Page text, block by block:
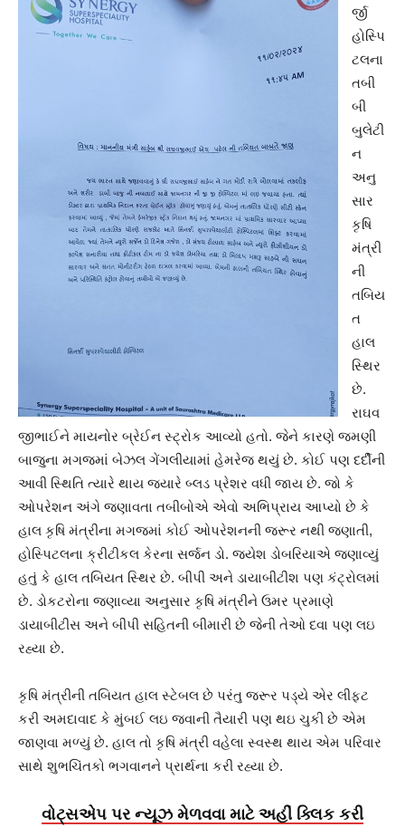
ર્જી
હોસ્પિ
ટલના
તબી
બી
બુલેટી
ન
અનુ
સાર
કૃષિ
મંત્રી
ની
તબિય
ત
હાલ
સ્થિર
છે.
રાઘવ
જીભાઈને માયનોર બ્રેઈન સ્ટ્રોક આવ્યો હતો. જેને કારણે જમણી
બાજુના મગજમાં બેઝલ ગેંગલીયામાં હેમરેજ થયું છે. કોઈ પણ દર્દીની
આવી સ્થિતિ ત્યારે થાય જયારે બ્લડ પ્રેશર વધી જાય છે. જો કે
ઓપરેશન અંગે જણાવતા તબીબોએ એવો અભિપ્રાય આપ્યો છે કે
હાલ કૃષિ મંત્રીના મગજમાં કોઈ ઓપરેશનની જરૂર નથી જણાતી,
હોસ્પિટલના ક્રીટીકલ કેરના સર્જન ડો. જયેશ ડોબરિયાએ જણાવ્યું
હતું કે હાલ તબિયત સ્થિર છે. બીપી અને ડાયાબીટીશ પણ કંટ્રોલમાં
છે. ડોકટરોના જણાવ્યા અનુસાર કૃષિ મંત્રીને ઉમર પ્રમાણે
ડાયાબીટીસ અને બીપી સહિતની બીમારી છે જેની તેઓ દવા પણ લઇ
રહ્યા છે.
કૃષિ મંત્રીની તબિયત હાલ સ્ટેબલ છે પરંતુ જરૂર પડ્યે એર લીફ્ટ
કરી અમદાવાદ કે મુંબઈ લઇ જવાની તૈયારી પણ થઇ ચુકી છે એમ
જાણવા મળ્યું છે. હાલ તો કૃષિ મંત્રી વહેલા સ્વસ્થ થાય એમ પરિવાર
સાથે શુભચિંતકો ભગવાનને પ્રાર્થના કરી રહ્યા છે.
વોટ્સએપ પર ન્યૂઝ મેળવવા માટે અહીં ક્લિક કરી